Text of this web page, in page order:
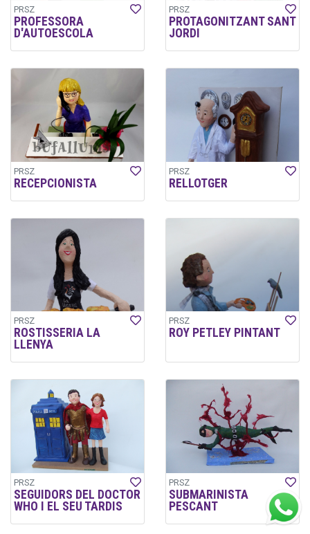
PRSZ
PROFESSORA
D'AUTOESCOLA
PRSZ
PROTAGONITZANT SANT
JORDI
PRSZ
RECEPCIONISTA
PRSZ
RELLOTGER
PRSZ
ROSTISSERIA LA
LLENYA
PRSZ
ROY PETLEY PINTANT
PRSZ
SEGUIDORS DEL DOCTOR
WHO I EL SEU TARDIS
PRSZ
SUBMARINISTA
PESCANT